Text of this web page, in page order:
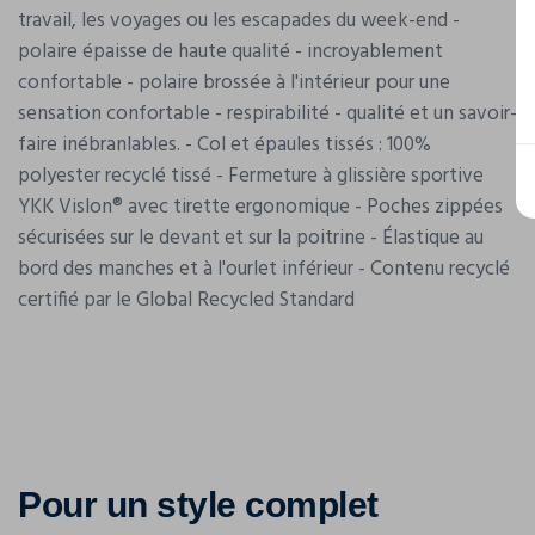
travail, les voyages ou les escapades du week-end -
polaire épaisse de haute qualité - incroyablement
confortable - polaire brossée à l'intérieur pour une
sensation confortable - respirabilité - qualité et un savoir-
faire inébranlables. - Col et épaules tissés : 100%
polyester recyclé tissé - Fermeture à glissière sportive
YKK Vislon® avec tirette ergonomique - Poches zippées
sécurisées sur le devant et sur la poitrine - Élastique au
bord des manches et à l'ourlet inférieur - Contenu recyclé
certifié par le Global Recycled Standard
Pour un style complet